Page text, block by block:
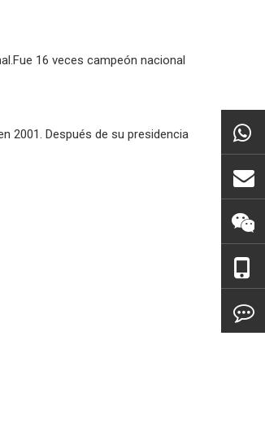
16 veces campeón nacional
2001. Después de su presidencia